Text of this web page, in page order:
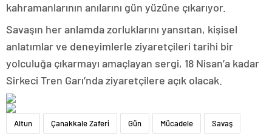
kahramanlarının anılarını gün yüzüne çıkarıyor.
Savaşın her anlamda zorluklarını yansıtan, kişisel
anlatımlar ve deneyimlerle ziyaretçileri tarihi bir
yolculuğa çıkarmayı amaçlayan sergi, 18 Nisan’a kadar
Sirkeci Tren Garı’nda ziyaretçilere açık olacak.
Altun Çanakkale Zaferi Gün Mücadele Savaş